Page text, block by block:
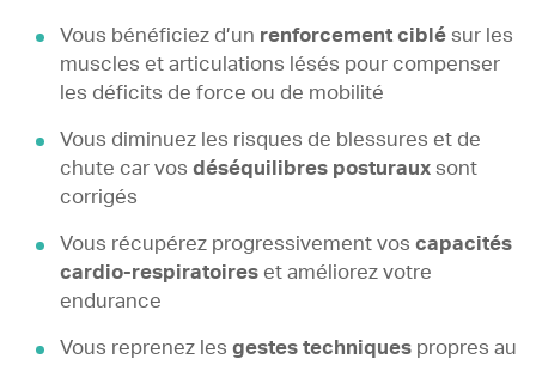
Vous bénéficiez d’un renforcement ciblé sur les
muscles et articulations lésés pour compenser
les déficits de force ou de mobilité
Vous diminuez les risques de blessures et de
chute car vos déséquilibres posturaux sont
corrigés
Vous récupérez progressivement vos capacités
cardio-respiratoireset améliorez votre
endurance
Vous reprenez les gestes techniques propres au